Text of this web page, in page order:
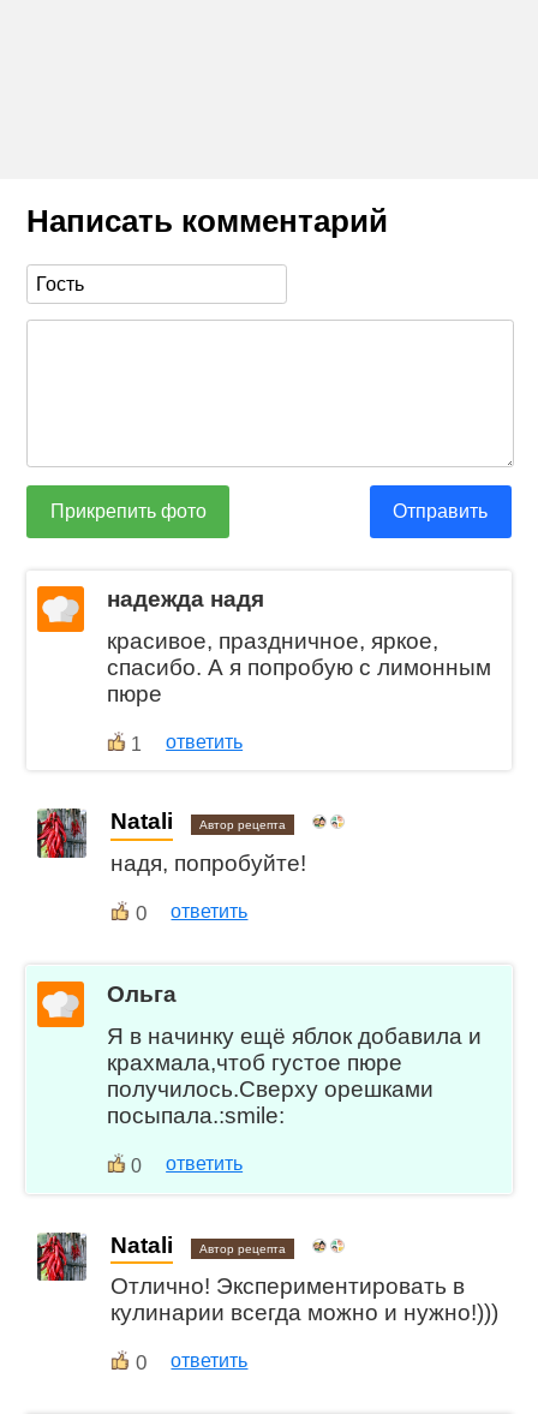
Написать комментарий
Прикрепить фото Отправить
надежда надя
красивое, праздничное, яркое,
спасибо. А я попробую с лимонным
пюре
1 ответить
Natali Автор рецепта
надя, попробуйте!
0 ответить
Ольга
Я в начинку ещё яблок добавила и
крахмала,чтоб густое пюре
получилось.Сверху орешками
посыпала.:smile:
0 ответить
Natali Автор рецепта
Отлично! Экспериментировать в
кулинарии всегда можно и нужно!)))
0 ответить